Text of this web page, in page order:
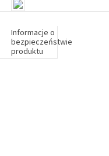
Informacje o
bezpieczeństwie
produktu